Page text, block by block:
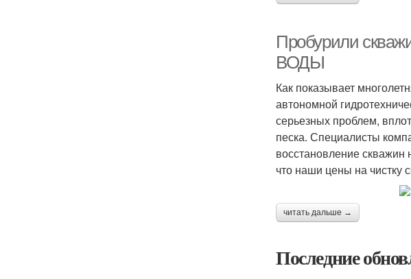
Пробурили
ВОДЫ
Как показывает
автономной
серьезных проблем,
песка. Специалисты
восстановление
что наши цены на чистку
читать дальше →
Последние